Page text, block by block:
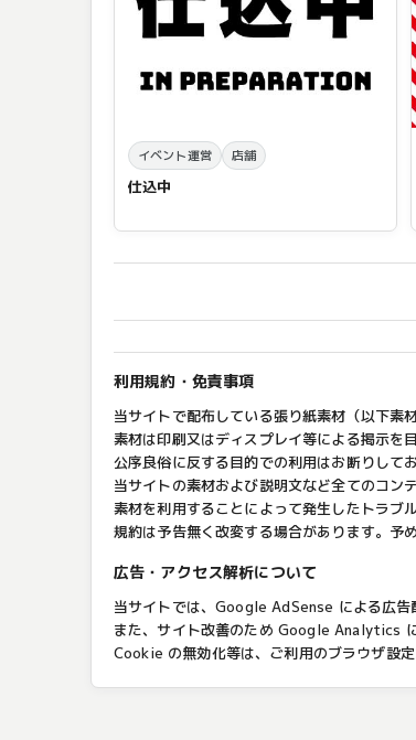
イベント運営 店舗
仕込中
利用規約・免責事項
当サイトで配布している張り紙素材（以下素
素材は印刷又はディスプレイ等による掲示を
公序良俗に反する目的での利用はお断りしてお
当サイトの素材および説明文など全てのコン
素材を利用することによって発生したトラブ
規約は予告無く改変する場合があります。予
広告・アクセス解析について
当サイトでは、Google AdSense による広告
また、サイト改善のため Google Analytics
Cookie の無効化等は、ご利用のブラウザ設